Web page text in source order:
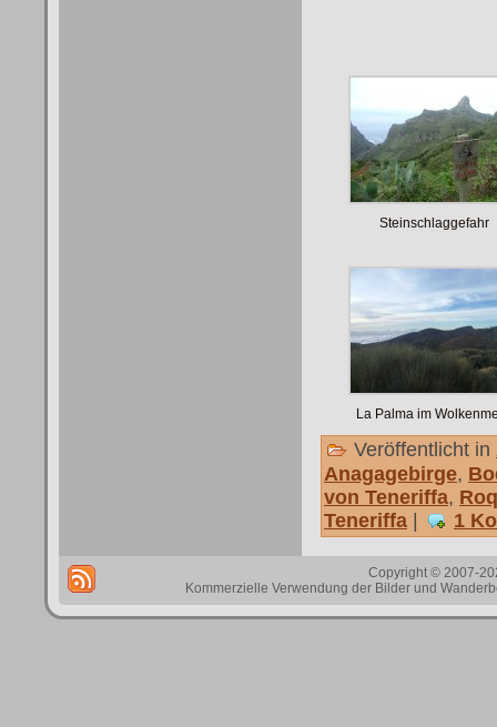
Steinschlaggefahr
La Palma im
Veröffentlicht in
Anagagebirge,
von Teneriffa,
Teneriffa | 1
Copyright © 2007-
Kommerzielle Verwendung der Bilder und